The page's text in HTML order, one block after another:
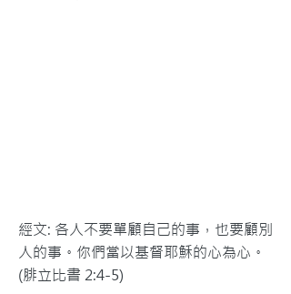
經文: 各人不要單顧自己的事，也要顧別
人的事。你們當以基督耶穌的心為心。
(腓立比書 2:4-5)